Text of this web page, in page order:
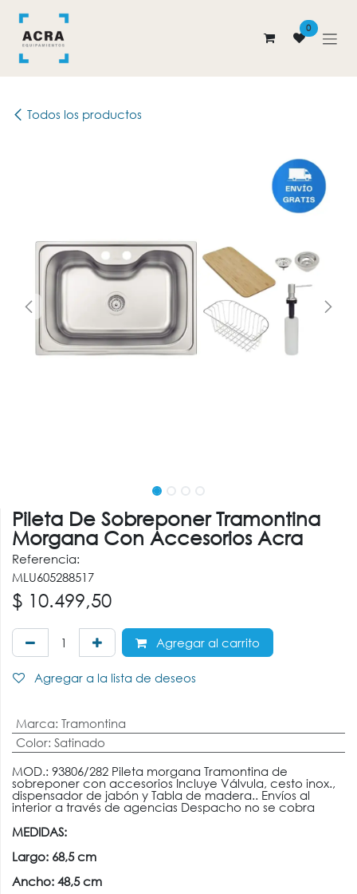
0
Todos los productos
Pileta De Sobreponer Tramontina
Morgana Con Accesorios Acra
Referencia:
MLU605288517
$ 10.499,50
Agregar al carrito
Agregar a la lista de deseos
Marca: Tramontina
Color: Satinado
MOD.: 93806/282 Pileta morgana Tramontina de
sobreponer con accesorios Incluye Válvula, cesto inox.,
dispensador de jabón y Tabla de madera.. Envíos al
interior a través de agencias Despacho no se cobra
MEDIDAS:
Largo: 68,5 cm
Ancho: 48,5 cm